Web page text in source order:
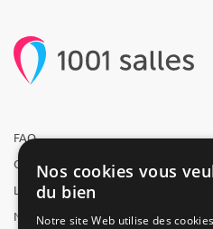
FAQ
Qui sommes-nous ?
L'équipe
Nous recrutons
Nos cookies vous
du bien
Notre site Web utilise des